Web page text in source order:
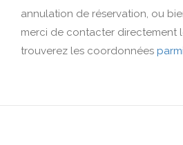
annulation de réservation, ou
merci de contacter directement
trouverez les coordonnées